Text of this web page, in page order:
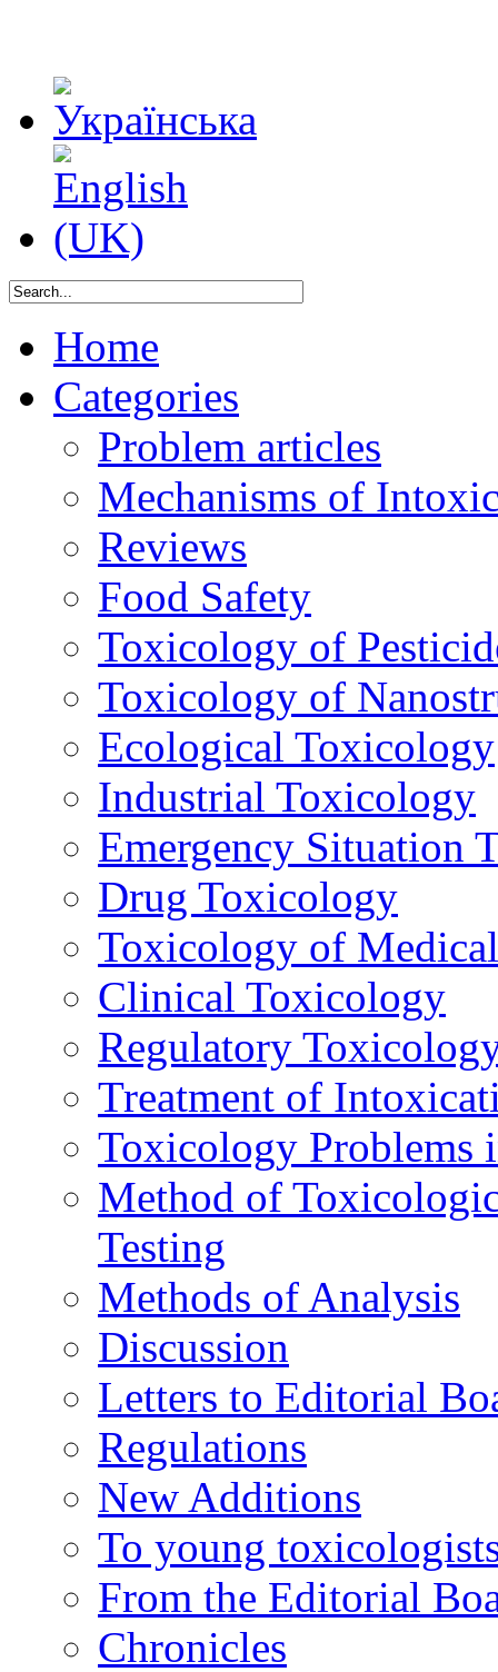
Home
Categories
Problem articles
Mechanisms of
Reviews
Food Safety
Toxicology of
Toxicology of
Ecological Toxicology
Industrial Toxicology
Emergency Situation
Drug Toxicology
Toxicology of
Clinical Toxicology
Regulatory
Treatment of
Toxicology Problems
Method of
Testing
Methods of Analysis
Discussion
Letters to Editorial
Regulations
New Additions
To young
From the Editorial
Chronicles